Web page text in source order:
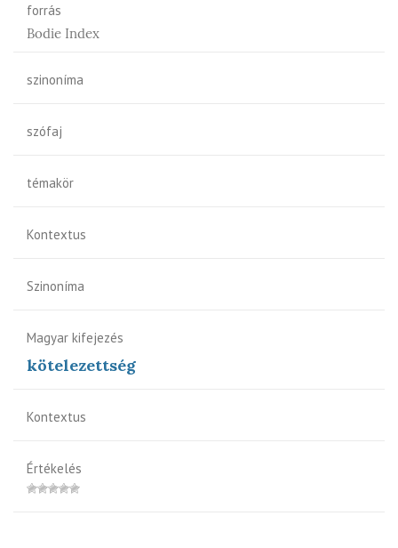
forrás
Bodie Index
szinoníma
szófaj
témakör
Kontextus
Szinoníma
Magyar kifejezés
kötelezettség
Kontextus
Értékelés